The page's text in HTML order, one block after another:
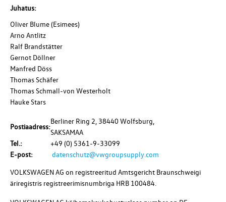
Juhatus:
Oliver Blume (Esimees)
Arno Antlitz
Ralf Brandstätter
Gernot Döllner
Manfred Döss
Thomas Schäfer
Thomas Schmall-von Westerholt
Hauke Stars
Postiaadress:
Berliner Ring 2, 38440 Wolfsburg,
SAKSAMAA
Tel.:
+49 (0) 5361-9-33099
E-post:
datenschutz@vwgroupsupply.com
VOLKSWAGEN AG on registreeritud Amtsgericht Braunschweigi
äriregistris registreerimisnumbriga HRB 100484.